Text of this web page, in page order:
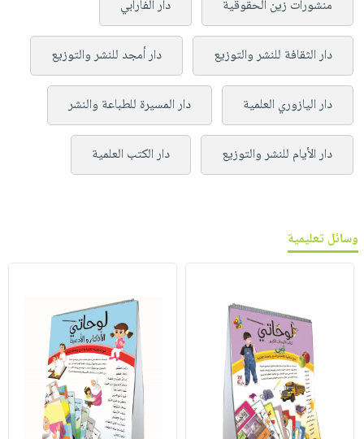
منشورات زين الحقوقية دار الفارابي
دار الثقافة للنشر والتوزيع دار أمجد للنشر والتوزيع
دار اليازوري العلمية دار المسيرة للطباعة والنشر
دار الأيام للنشر والتوزيع دار الكتب العلمية
وسائل تعليمية